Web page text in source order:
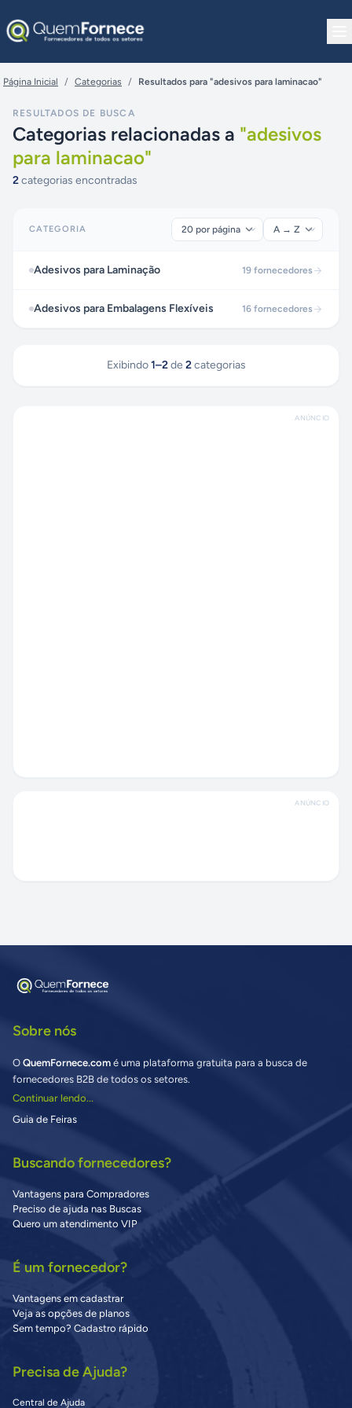
Página Inicial / Categorias / Resultados para "adesivos para laminacao"
RESULTADOS DE BUSCA
Categorias relacionadas a "adesivos
para laminacao"
2categorias encontradas
CATEGORIA
Adesivos para Laminação 19 fornecedores
Adesivos para Embalagens Flexíveis 16 fornecedores
Exibindo 1–2 de 2 categorias
ANÚNCIO
ANÚNCIO
Sobre nós
O QuemFornece.com é uma plataforma gratuita para a busca de
fornecedores B2B de todos os setores.
Continuar lendo...
Guia de Feiras
Buscando fornecedores?
Vantagens para Compradores
Preciso de ajuda nas Buscas
Quero um atendimento VIP
É um fornecedor?
Vantagens em cadastrar
Veja as opções de planos
Sem tempo? Cadastro rápido
Precisa de Ajuda?
Central de Ajuda